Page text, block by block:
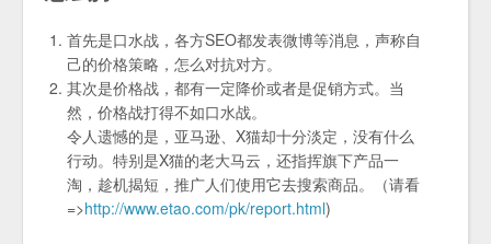
首先是口水战，各方SEO都发表微博等消息，声称自
己的价格策略，怎么对抗对方。
其次是价格战，都有一定降价或者是促销方式。当
然，价格战打得不如口水战。
令人遗憾的是，亚马逊、X猫却十分淡定，没有什么
行动。特别是X猫的老大马云，还指挥旗下产品一
淘，趁机揭短，推广人们使用它去搜索商品。（请看
=>http://www.etao.com/pk/report.html)